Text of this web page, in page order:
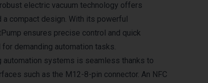
electric vacuum technology offers
a compact design. With its powerful
ensures precise control and quick
demanding automation tasks.
automation systems is seamless thanks to
such as the M12-8-pin connector. An NFC